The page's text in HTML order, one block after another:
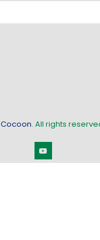
Cocoon. All rights